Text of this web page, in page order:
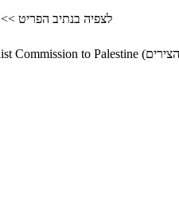
לצפיה בנתיב הפריט >>